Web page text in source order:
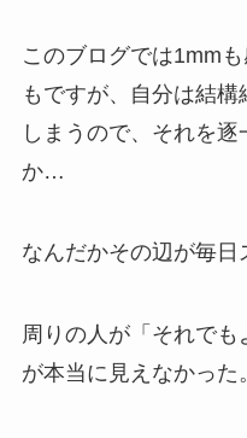
このブログでは1mm
もですが、自分は結
しまうので、それを
か…
なんだかその辺が毎日
周りの人が「それで
が本当に見えなかった。